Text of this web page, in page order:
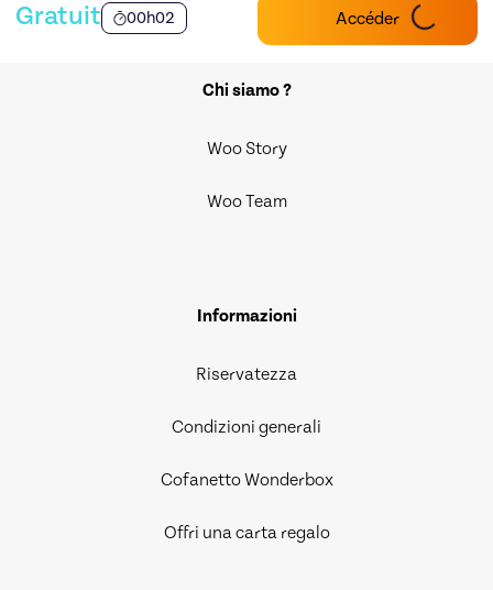
Gratuit 00h02 Accéder
Chi siamo ?
Woo Story
Woo Team
Informazioni
Riservatezza
Condizioni generali
Cofanetto Wonderbox
Offri una carta regalo